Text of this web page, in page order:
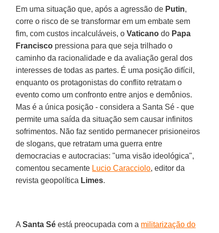
Em uma situação que, após a agressão de Putin,
corre o risco de se transformar em um embate sem
fim, com custos incalculáveis, oVaticano do Papa
Francisco pressiona para que seja trilhado o
caminho da racionalidade e da avaliação geral dos
interesses de todas as partes. É uma posição difícil,
enquanto os protagonistas do conflito retratam o
evento como um confronto entre anjos e demônios.
Mas é a única posição - considera a Santa Sé - que
permite uma saída da situação sem causar infinitos
sofrimentos. Não faz sentido permanecer prisioneiros
de slogans, que retratam uma guerra entre
democracias e autocracias: "uma visão ideológica",
comentou secamente Lucio Caracciolo, editor da
revista geopolítica Limes.
ASanta Sé está preocupada com a militarização do